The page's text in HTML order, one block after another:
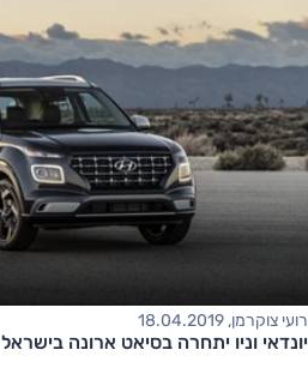
רועי צוקרמן, 18.04.2019
יונדאי וניו יתחרה בסיאט ארונה בישראל